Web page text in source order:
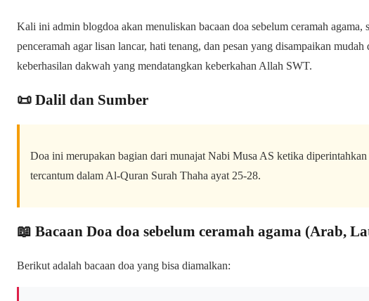
Kali ini admin blogdoa akan menuliskan bacaan doa sebelum ceramah agama,
penceramah agar lisan lancar, hati tenang, dan pesan yang disampaikan
keberhasilan dakwah yang mendatangkan keberkahan Allah SWT.
📜 Dalil dan Sumber
Doa ini merupakan bagian dari munajat Nabi Musa AS ketika
tercantum dalam Al-Quran Surah Thaha ayat 25-28.
📖 Bacaan Doa doa sebelum ceramah agama (Arab,
Berikut adalah bacaan doa yang bisa diamalkan: